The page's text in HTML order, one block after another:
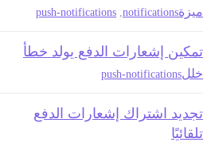
ميزةnotifications
push-notifications
تمكين إشعارات الدفع يولد خطأ
خللpush-notifications
تجديد اشتراك إشعارات الدفع
تلقائيًا